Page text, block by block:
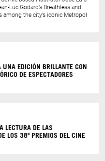
Luc Godard’s Breathless and
the city’s iconic Metropol
UNA EDICIÓN BRILLANTE CON
DE ESPECTADORES
LECTURA DE LAS
LOS 38º PREMIOS DEL CINE